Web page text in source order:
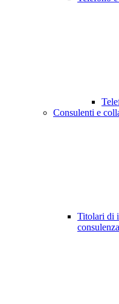
Consulenti e
Titolari di
consulenza